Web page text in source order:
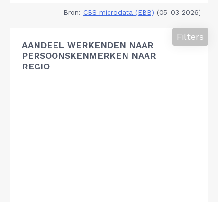
Bron: CBS microdata (EBB) (05-03-2026)
AANDEEL WERKENDEN NAAR
PERSOONSKENMERKEN NAAR
REGIO
Filters